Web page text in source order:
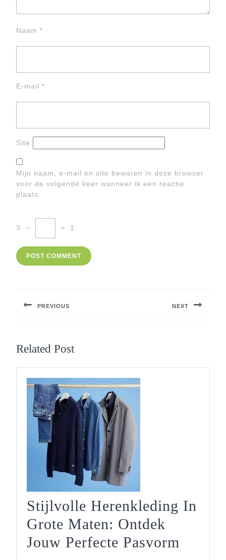
Naam *
E-mail *
Site
Mijn naam, e-mail en site bewaren in deze browser
voor de volgende keer wanneer ik een reactie
plaats.
3 − = 1
PREVIOUS NEXT
Related Post
Stijlvolle Herenkleding In
Grote Maten: Ontdek
Jouw Perfecte Pasvorm